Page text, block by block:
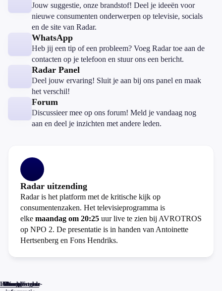
Jouw suggestie, onze brandstof! Deel je ideeën voor
nieuwe consumenten onderwerpen op televisie, socials
en de site van Radar.
WhatsApp
Heb jij een tip of een probleem? Voeg Radar toe aan de
contacten op je telefoon en stuur ons een bericht.
Radar Panel
Deel jouw ervaring! Sluit je aan bij ons panel en maak
het verschil!
Forum
Discussieer mee op ons forum! Meld je vandaag nog
aan en deel je inzichten met andere leden.
Radar uitzending
Radar is het platform met de kritische kijk op
consumentenzaken. Het televisieprogramma is
elke maandag om 20:25 uur live te zien bij AVROTROS
op NPO 2. De presentatie is in handen van Antoinette
Hertsenberg en Fons Hendriks.
Home
Actueel
Uitzendingen
Reacties
Programma-
Veelgestelde